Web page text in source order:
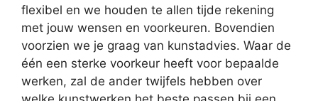
flexibel en we houden te allen tijde rekening
met jouw wensen en voorkeuren. Bovendien
voorzien we je graag van kunstadvies. Waar de
één een sterke voorkeur heeft voor bepaalde
werken, zal de ander twijfels hebben over